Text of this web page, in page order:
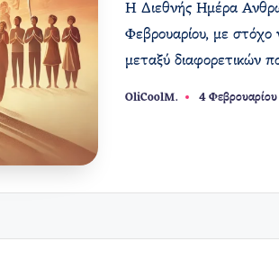
Η Διεθνής Ημέρα
Φεβρουαρίου, με στόχο
μεταξύ διαφορετικών
Συγγραφέας:
OliCoolM. 4